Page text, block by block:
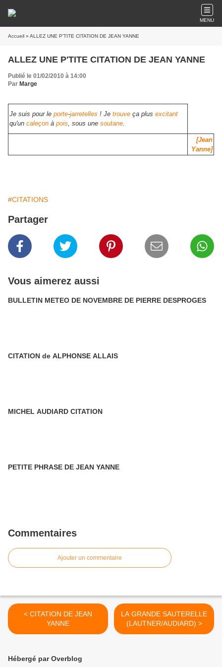
MENU
Accueil » ALLEZ UNE P'TITE CITATION DE JEAN YANNE
ALLEZ UNE P'TITE CITATION DE JEAN YANNE
Publié le 01/02/2010 à 14:00
Par Marge
Je suis pour le porte-jarretelles ! Je trouve ça plus excitant
qu'un caleçon à pois, sous une soutane.
[Jean
Yanne]
#CITATIONS
Partager
Vous aimerez aussi
BULLETIN METEO DE NOVEMBRE DE PIERRE DESPROGES
CITATION de ALPHONSE ALLAIS
MICHEL AUDIARD CITATION
PETITE PHRASE DE JEAN YANNE
Commentaires
Ajouter un commentaire
< CITATION DE JEAN
YANNE
LA GRANDE SAUTERELLE
(LAUTNER/AUDIARD) >
Hébergé par Overblog